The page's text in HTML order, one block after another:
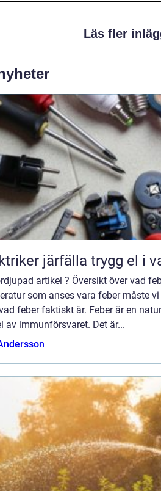
Läs fler
Elektriker järfälla
artikel ? Översikt över vad
som anses vara feber måste
feber faktiskt är. Feber är en
av immunförsvaret. Det är...